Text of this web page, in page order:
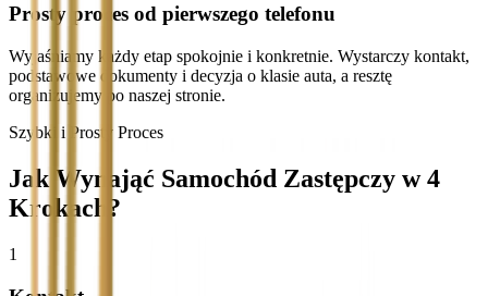
Prosty proces od pierwszego telefonu
Wyjaśniamy każdy etap spokojnie i konkretnie. Wystarczy kontakt,
podstawowe dokumenty i decyzja o klasie auta, a resztę
organizujemy po naszej stronie.
Szybki i Prosty Proces
Jak Wynająć Samochód Zastępczy w 4
Krokach?
1